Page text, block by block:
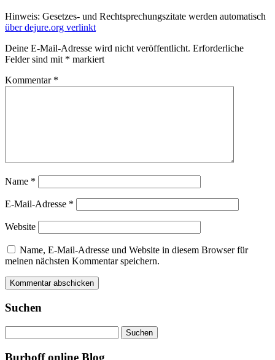
Hinweis: Gesetzes- und Rechtsprechungszitate werden automatisch
über dejure.org verlinkt
Deine E-Mail-Adresse wird nicht veröffentlicht. Erforderliche
Felder sind mit * markiert
Kommentar *
Name *
E-Mail-Adresse *
Website
Name, E-Mail-Adresse und Website in diesem Browser für
meinen nächsten Kommentar speichern.
Suchen
nach:
Burhoff online Blog